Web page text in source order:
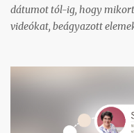
dátumot tól-ig, hogy
videókat, beágyazott
referenciáim közül, ami a
Továbbiakat a referencia